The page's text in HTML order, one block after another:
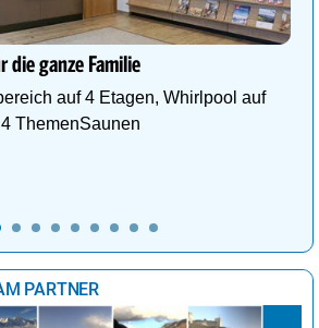
die ganze Familie
auf 4 Etagen, Whirlpool auf
ThemenSaunen
PARTNER